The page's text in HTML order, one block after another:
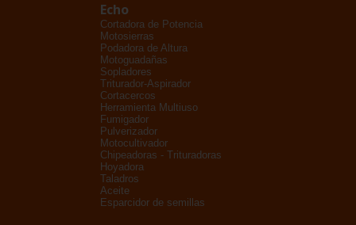
Echo
Cortadora de Potencia
Motosierras
Podadora de Altura
Motoguadañas
Sopladores
Triturador-Aspirador
Cortacercos
Herramienta Multiuso
Fumigador
Pulverizador
Motocultivador
Chipeadoras - Trituradoras
Hoyadora
Taladros
Aceite
Esparcidor de semillas